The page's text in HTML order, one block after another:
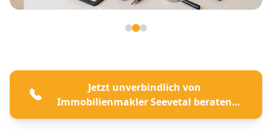
Jetzt unverbindlich von
Immobilienmakler Seevetal beraten
lassen